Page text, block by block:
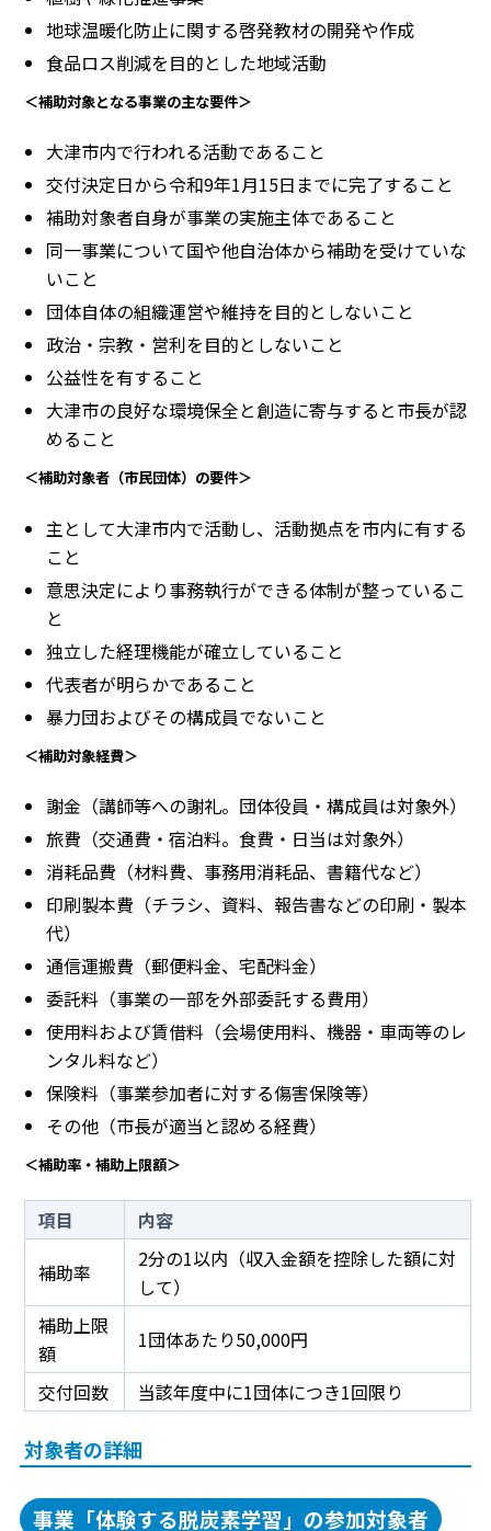
地球温暖化防止に関する啓発教材の開発や作成
食品ロス削減を目的とした地域活動
＜補助対象となる事業の主な要件＞
大津市内で行われる活動であること
交付決定日から令和9年1月15日までに完了すること
補助対象者自身が事業の実施主体であること
同一事業について国や他自治体から補助を受けていな
いこと
団体自体の組織運営や維持を目的としないこと
政治・宗教・営利を目的としないこと
公益性を有すること
大津市の良好な環境保全と創造に寄与すると市長が認
めること
＜補助対象者（市民団体）の要件＞
主として大津市内で活動し、活動拠点を市内に有する
こと
意思決定により事務執行ができる体制が整っているこ
と
独立した経理機能が確立していること
代表者が明らかであること
暴力団およびその構成員でないこと
＜補助対象経費＞
謝金（講師等への謝礼。団体役員・構成員は対象外）
旅費（交通費・宿泊料。食費・日当は対象外）
消耗品費（材料費、事務用消耗品、書籍代など）
印刷製本費（チラシ、資料、報告書などの印刷・製本
代）
通信運搬費（郵便料金、宅配料金）
委託料（事業の一部を外部委託する費用）
使用料および賃借料（会場使用料、機器・車両等のレ
ンタル料など）
保険料（事業参加者に対する傷害保険等）
その他（市長が適当と認める経費）
＜補助率・補助上限額＞
項目
内容
補助率
2分の1以内（収入金額を控除した額に対
して）
補助上限
額
1団体あたり50,000円
交付回数
当該年度中に1団体につき1回限り
対象者の詳細
事業「体験する脱炭素学習」の参加対象者